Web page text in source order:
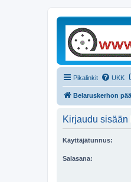
Pikalinkit UKK
Belaruskerhon
Kirjaudu sisään
Käyttäjätunnus:
Salasana: